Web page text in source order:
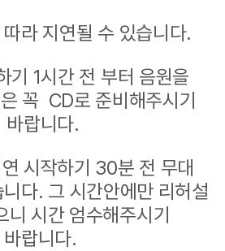
라 지연될 수 있습니다.
기 1시간 전 부터 음원을
꼭 CD로 준비해주시기
바랍니다.
시작하기 30분 전 무대
다. 그 시간안에만 리허설
니 시간 엄수해주시기
바랍니다.